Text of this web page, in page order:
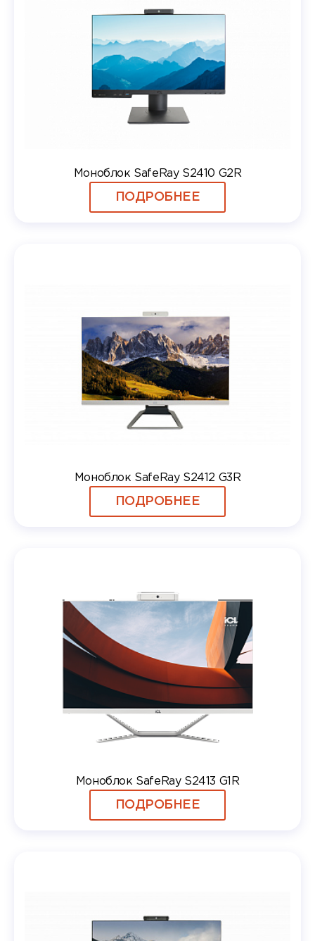
Моноблок SafeRay S2410 G2R
ПОДРОБНЕЕ
Моноблок SafeRay S2412 G3R
ПОДРОБНЕЕ
Моноблок SafeRay S2413 G1R
ПОДРОБНЕЕ